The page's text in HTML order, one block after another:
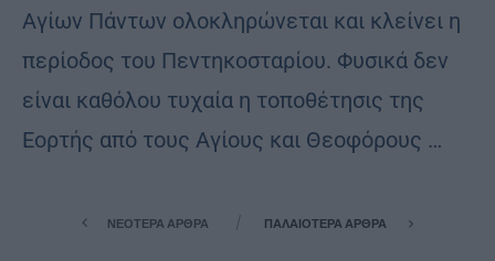
Αγίων Πάντων ολοκληρώνεται και κλείνει η
περίοδος του Πεντηκοσταρίου. Φυσικά δεν
είναι καθόλου τυχαία η τοποθέτησις της
Εορτής από τους Αγίους και Θεοφόρους …
ΝΕΌΤΕΡΑ ΆΡΘΡΑ ΠΑΛΑΙΌΤΕΡΑ ΆΡΘΡΑ